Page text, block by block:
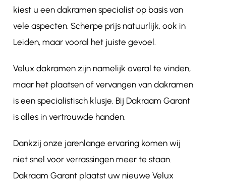
kiest u een dakramen specialist op basis van
vele aspecten. Scherpe prijs natuurlijk, ook in
Leiden, maar vooral het juiste gevoel.
Velux dakramen zijn namelijk overal te vinden,
maar het plaatsen of vervangen van dakramen
is een specialistisch klusje. Bij Dakraam Garant
is alles in vertrouwde handen.
Dankzij onze jarenlange ervaring komen wij
niet snel voor verrassingen meer te staan.
Dakraam Garant plaatst uw nieuwe Velux